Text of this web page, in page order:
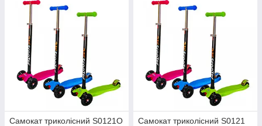
Самокат триколісний S0121O
Самокат триколісний S0121